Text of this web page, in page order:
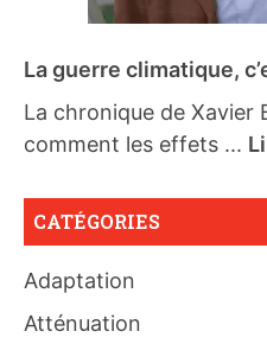
La guerre climatique,
La chronique de Xavier
comment les effets ...
CATÉGORIES
Adaptation
Atténuation